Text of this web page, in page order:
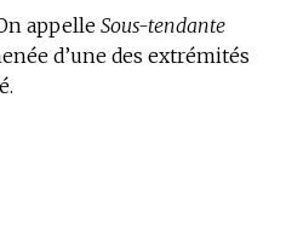
appelle Sous-tendante
d’une des extrémités